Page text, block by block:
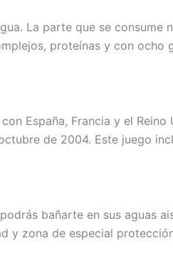
La parte que se consume
proteínas y con ocho
España, Francia y el
de 2004. Este juego
bañarte en sus aguas
y zona de especial